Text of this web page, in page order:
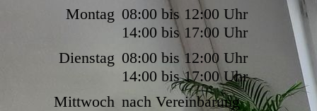
Montag 08:00 bis 12:00 Uhr
14:00 bis 17:00 Uhr
Dienstag 08:00 bis 12:00 Uhr
14:00 bis 17:00 Uhr
Mittwoch nach Vereinbarung